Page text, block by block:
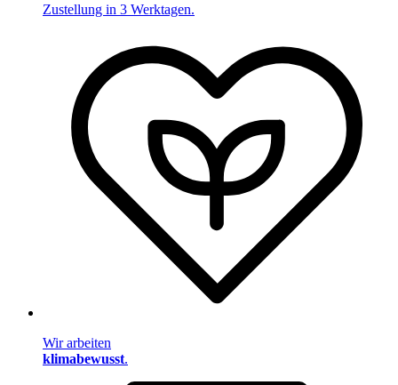
Zustellung in 3 Werktagen.
Wir arbeiten
klimabewusst.